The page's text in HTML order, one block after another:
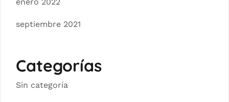
septiembre 2021
Categorías
Sin categoría